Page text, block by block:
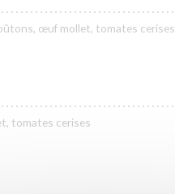
œuf mollet, tomates cerises
tomates cerises